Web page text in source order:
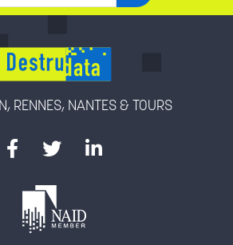
RENNES, NANTES & TOURS